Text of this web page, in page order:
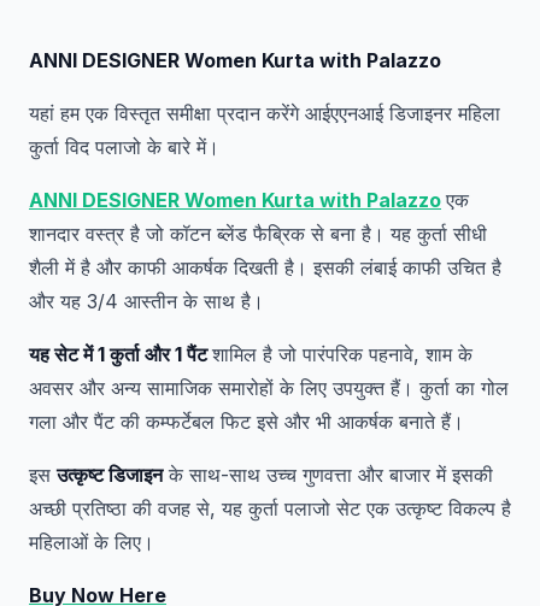
ANNI DESIGNER Women Kurta with Palazzo
यहां हम एक विस्तृत समीक्षा प्रदान करेंगे आईएएनआई डिजाइनर महिला
कुर्ता विद पलाजो के बारे में।
ANNI DESIGNER Women Kurta with Palazzo एक
शानदार वस्त्र है जो कॉटन ब्लेंड फैब्रिक से बना है। यह कुर्ता सीधी
शैली में है और काफी आकर्षक दिखती है। इसकी लंबाई काफी उचित है
और यह 3/4 आस्तीन के साथ है।
यह सेट में 1 कुर्ता और 1 पैंटशामिल है जो पारंपरिक पहनावे, शाम के
अवसर और अन्य सामाजिक समारोहों के लिए उपयुक्त हैं। कुर्ता का गोल
गला और पैंट की कम्फर्टेबल फिट इसे और भी आकर्षक बनाते हैं।
इसउत्कृष्ट डिजाइनके साथ-साथ उच्च गुणवत्ता और बाजार में इसकी
अच्छी प्रतिष्ठा की वजह से, यह कुर्ता पलाजो सेट एक उत्कृष्ट विकल्प है
महिलाओं के लिए।
Buy Now Here